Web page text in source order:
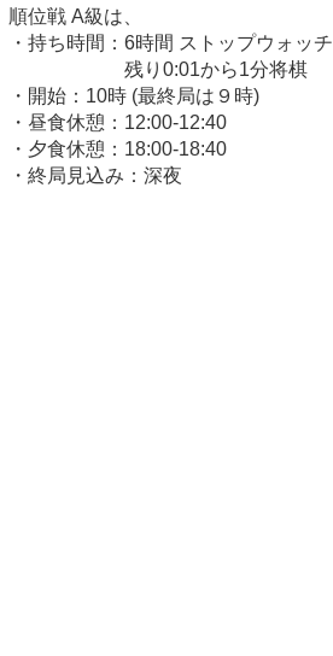
順位戦 A級は、
・持ち時間：6時間 ストップウォッチ
残り0:01から1分将棋
・開始：10時 (最終局は９時)
・昼食休憩：12:00-12:40
・夕食休憩：18:00-18:40
・終局見込み：深夜